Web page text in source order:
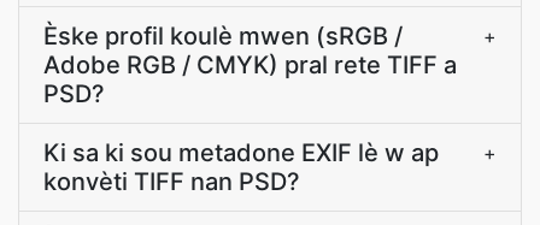
Èske profil koulè mwen (sRGB /
Adobe RGB / CMYK) pral rete TIFF a
PSD?
+
Ki sa ki sou metadone EXIF lè w ap
konvèti TIFF nan PSD?
+